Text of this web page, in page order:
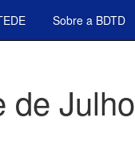
Sobre a BDTD
de Julho